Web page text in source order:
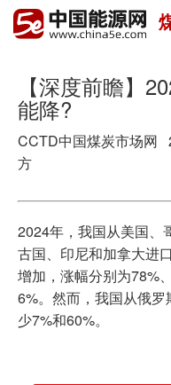
【深度前瞻】
能降?
CCTD中国煤炭市场
方
2024年，我国从美国、
古国、印尼和加拿大进
增加，涨幅分别为78%
6%。然而，我国从俄
少7%和60%。